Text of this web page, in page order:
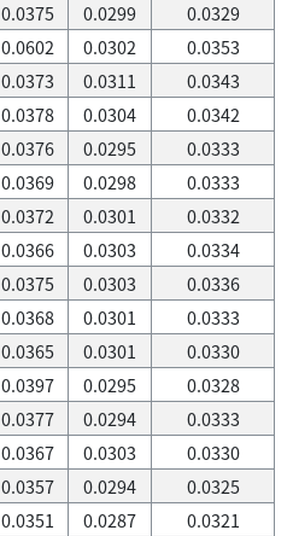
0.0375 0.0299
0.0329
0.0602 0.0302
0.0353
0.0373 0.0311
0.0343
0.0378 0.0304
0.0342
0.0376 0.0295
0.0333
0.0369 0.0298
0.0333
0.0372 0.0301
0.0332
0.0366 0.0303
0.0334
0.0375 0.0303
0.0336
0.0368 0.0301
0.0333
0.0365 0.0301
0.0330
0.0397 0.0295
0.0328
0.0377 0.0294
0.0333
0.0367 0.0303
0.0330
0.0357 0.0294
0.0325
0.0351 0.0287
0.0321